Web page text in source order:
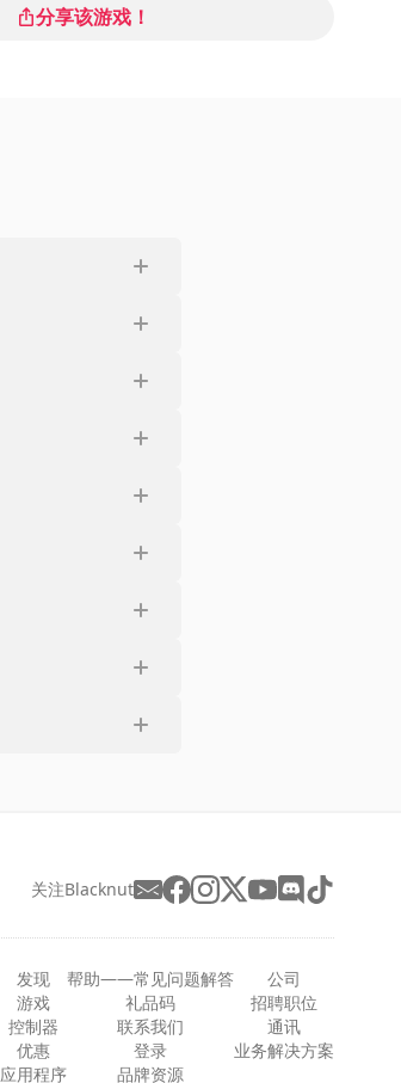
分享该游戏！
关注Blacknut
发现
游戏
控制器
优惠
应用程序
帮助——常见问题解答
礼品码
联系我们
登录
品牌资源
公司
招聘职位
通讯
业务解决方案